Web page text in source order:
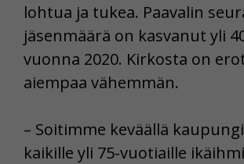
lohtua ja tukea. Paavalin
jäsenmäärä on kasvanut yli
vuonna 2020. Kirkosta on
aiempaa vähemmän.
– Soitimme keväällä
kaikille yli 75-vuotiaille